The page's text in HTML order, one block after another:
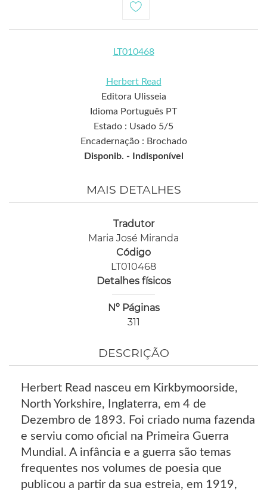
LT010468
Herbert Read
Editora Ulisseia
Idioma Português PT
Estado : Usado 5/5
Encadernação : Brochado
Disponib. -
Indisponível
MAIS DETALHES
Tradutor
Maria José Miranda
Código
LT010468
Detalhes físicos
Nº Páginas
311
DESCRIÇÃO
Herbert Read nasceu em Kirkbymoorside,
North Yorkshire, Inglaterra, em 4 de
Dezembro de 1893. Foi criado numa fazenda
e serviu como oficial na Primeira Guerra
Mundial. A infância e a guerra são temas
frequentes nos volumes de poesia que
publicou a partir da sua estreia, em 1919,